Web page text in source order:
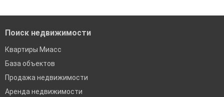
Поиск недвижимости
Квартиры Миасс
База объектов
Продажа недвижимости
Аренда недвижимости